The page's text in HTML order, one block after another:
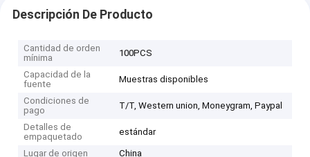
Descripción De Producto
Cantidad de orden
mínima
100PCS
Capacidad de la
fuente
Muestras disponibles
Condiciones de
pago
T/T, Western union, Moneygram, Paypal
Detalles de
empaquetado
estándar
Lugar de origen China